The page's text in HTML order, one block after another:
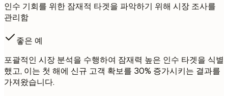
인수 기회를 위한 잠재적 타겟을 파악하기 위해 시장 조사를
관리함
좋은 예
포괄적인 시장 분석을 수행하여 잠재력 높은 인수 타겟을 식별
했고, 이는 첫 해에 신규 고객 확보를 30% 증가시키는 결과를
가져왔습니다.